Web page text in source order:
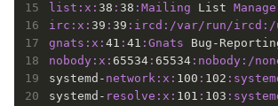
list: x: 38 : 38 :Mailing List
irc: x: 39 : 39 :ircd :/var/run/ircd :/
gnats: x: 41 : 41 :Gnats Bug-
nobody: x: 65534 : 65534 :nobody :/
systemd- network: x: 100 : 102
systemd- resolve: x: 101 : 103